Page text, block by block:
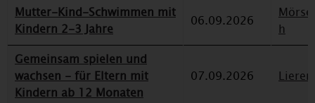
Mutter-Kind-Schwimmen mit
Kindern 2-3 Jahre
06.09.2026
h
Gemeinsam spielen und
wachsen - für Eltern mit
Kindern ab 12 Monaten
07.09.2026